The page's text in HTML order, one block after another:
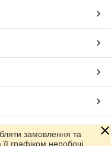
замовлення та
графіком неробочі